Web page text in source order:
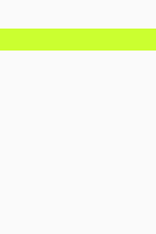
【参加者